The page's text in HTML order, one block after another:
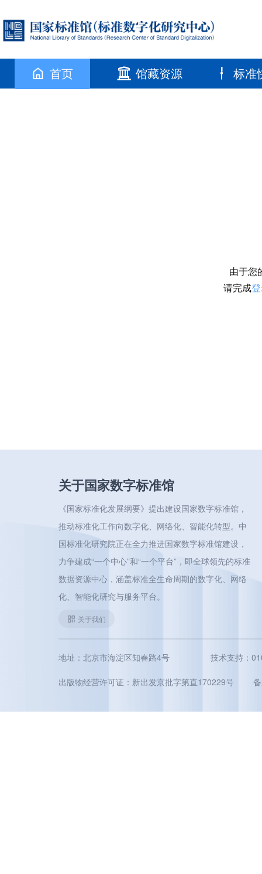
首页 馆藏资源 标准
由于您
请完成
关于国家数字标准馆
《国家标准化发展纲要》提出建设国家数字标准馆，
推动标准化工作向数字化、网络化、智能化转型。中
国标准化研究院正在全力推进国家数字标准馆建设，
力争建成“一个中心”和“一个平台”，即全球领先的标准
数据资源中心，涵盖标准全生命周期的数字化、网络
化、智能化研究与服务平台。
关于我们
地址：北京市海淀区知春路4号 技术支持：
出版物经营许可证：新出发京批字第直170229号